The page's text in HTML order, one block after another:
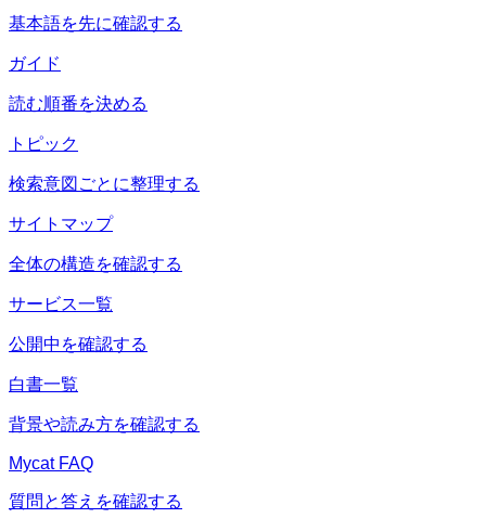
基本語を先に確認する
ガイド
読む順番を決める
トピック
検索意図ごとに整理する
サイトマップ
全体の構造を確認する
サービス一覧
公開中を確認する
白書一覧
背景や読み方を確認する
Mycat FAQ
質問と答えを確認する